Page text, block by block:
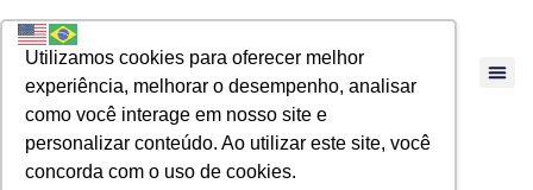
Utilizamos cookies para oferecer melhor
experiência, melhorar o desempenho, analisar
como você interage em nosso site e
personalizar conteúdo. Ao utilizar este site, você
concorda com o uso de cookies.